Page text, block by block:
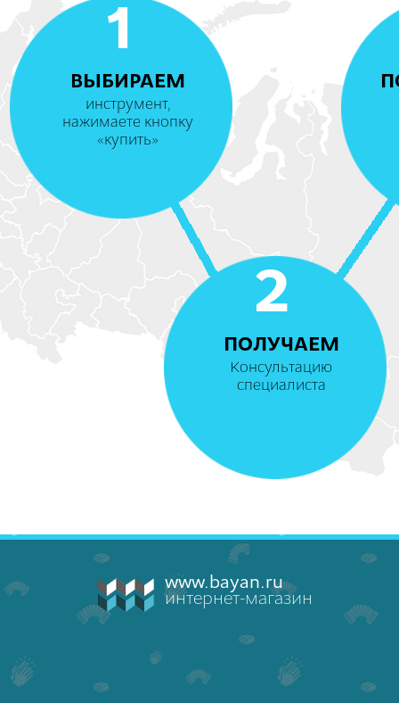
1
ВЫБИРАЕМ
инструмент,
нажимаете кнопку
«купить»
2
ПОЛУЧАЕМ
Консультацию
специалиста
www.bayan.ru
интернет-магазин